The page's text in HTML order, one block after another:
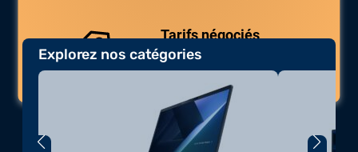
Explorez nos catégories
Tarifs négociés
Des prix compétitifs adaptés aux